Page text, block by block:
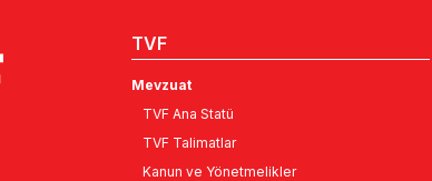
TVF
Mevzuat
TVF Ana Statü
TVF Talimatlar
Kanun ve Yönetmelikler